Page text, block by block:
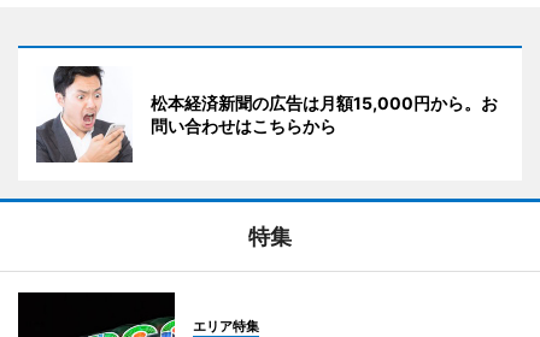
松本経済新聞の広告は月額15,000円から。お
問い合わせはこちらから
特集
エリア特集